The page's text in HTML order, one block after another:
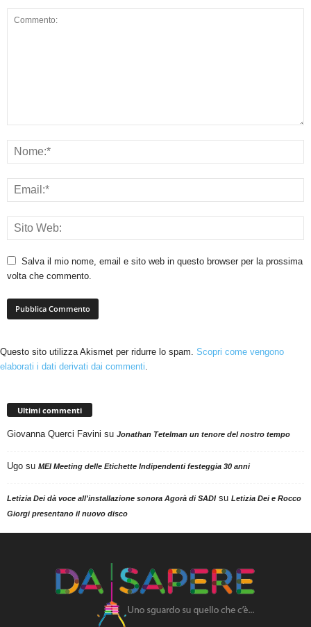
Salva il mio nome, email e sito web in questo browser per la prossima
volta che commento.
Questo sito utilizza Akismet per ridurre lo spam. Scopri come vengono
elaborati i dati derivati dai commenti.
Ultimi commenti
Giovanna Querci Favini su Jonathan Tetelman un tenore del nostro tempo
Ugo su MEI Meeting delle Etichette Indipendenti festeggia 30 anni
Letizia Dei dà voce all'installazione sonora Agorà di SADIsu Letizia Dei e Rocco
Giorgi presentano il nuovo disco